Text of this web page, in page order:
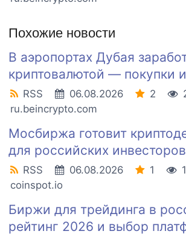
Похожие новости
В аэропортах Дубая
криптовалютой — покупки
RSS 06.08.2026 2
ru.beincrypto.com
Мосбиржа готовит
для российских инвесторов
RSS 06.08.2026 1
coinspot.io
Биржи для трейдинга в
рейтинг 2026 и выбор